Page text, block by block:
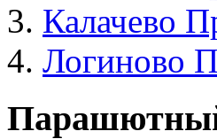
Калачево
Логиново